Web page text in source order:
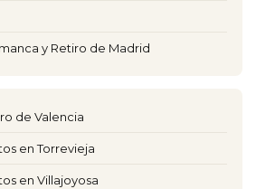
y Retiro de Madrid
de Valencia
en Torrevieja
en Villajoyosa